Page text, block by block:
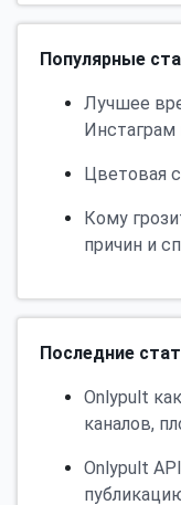
Популярные
Лучшее
Инстаграм
Цветовая
Кому
причин и
Последние
Onlypult
каналов,
Onlypult